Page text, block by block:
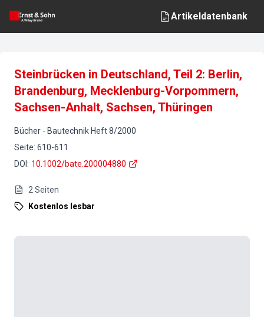
Artikeldatenbank
Steinbrücken in Deutschland, Teil 2: Berlin,
Brandenburg, Mecklenburg-Vorpommern,
Sachsen-Anhalt, Sachsen, Thüringen
Bücher - Bautechnik Heft8/2000
Seite: 610-611
DOI : 10.1002/bate.200004880
2 Seiten
Kostenlos lesbar